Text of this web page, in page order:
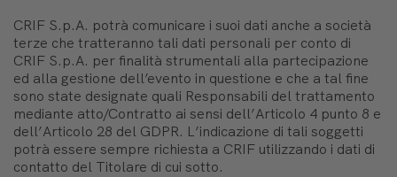
CRIF S.p.A. potrà comunicare i suoi dati anche a società
terze che tratteranno tali dati personali per conto di
CRIF S.p.A. per finalità strumentali alla partecipazione
ed alla gestione dell’evento in questione e che a tal fine
sono state designate quali Responsabili del trattamento
mediante atto/Contratto ai sensi dell’Articolo 4 punto 8 e
dell’Articolo 28 del GDPR. L’indicazione di tali soggetti
potrà essere sempre richiesta a CRIF utilizzando i dati di
contatto del Titolare di cui sotto.